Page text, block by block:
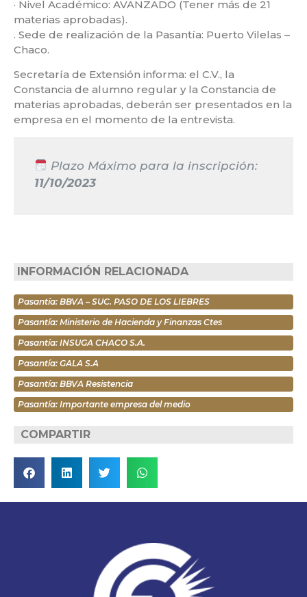
· Nivel Académico: AVANZADO (Tener más de 21
materias aprobadas).
. Sede de realización de la Pasantía: Puerto Vilelas –
Chaco.
Secretaría de Extensión informa: el C.V., la
Constancia de alumno regular y la Constancia de
materias aprobadas, deberán ser presentados en la
empresa en el momento de la entrevista.
Plazo Máximo para la inscripción:
11/10/2023
INFORMACIÓN RELACIONADA
Pasantía: BBVA – SUC. PASO DE LOS LIEBRES
Pasantía: Ministerio de Hacienda y Finanzas Ctes
Pasantía: INSUGA CHACO S.A.
Pasantía: GALA S.A
Pasantía: BBVA Resistencia
Pasantía: Importante empresa del medio
COMPARTIR